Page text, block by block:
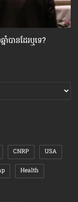
បាន​ដែរ​ឬទេ?
CNRP USA
Health